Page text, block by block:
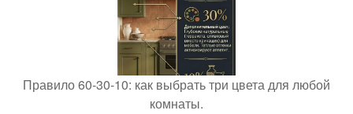
Правило 60-30-10: как выбрать три цвета для любой
комнаты.